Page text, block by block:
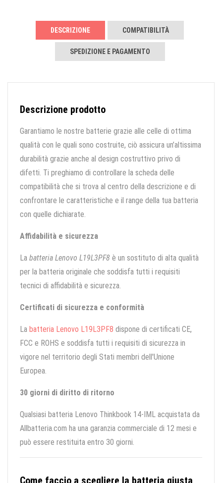
DESCRIZIONE COMPATIBILITÀ
SPEDIZIONE E PAGAMENTO
Descrizione prodotto
Garantiamo le nostre batterie grazie alle celle di ottima
qualità con le quali sono costruite, ciò assicura un’altissima
durabilità grazie anche al design costruttivo privo di
difetti. Ti preghiamo di controllare la scheda delle
compatibilità che si trova al centro della descrizione e di
confrontare le caratteristiche e il range della tua batteria
con quelle dichiarate.
Affidabilità e sicurezza
La batteria Lenovo L19L3PF8 è un sostituto di alta qualità
per la batteria originale che soddisfa tutti i requisiti
tecnici di affidabilità e sicurezza.
Certificati di sicurezza e conformità
La batteria Lenovo L19L3PF8 dispone di certificati CE,
FCC e ROHS e soddisfa tutti i requisiti di sicurezza in
vigore nel territorio degli Stati membri dell'Unione
Europea.
30 giorni di diritto di ritorno
Qualsiasi batteria Lenovo Thinkbook 14-IML acquistata da
Allbatteria.com ha una garanzia commerciale di 12 mesi e
può essere restituita entro 30 giorni.